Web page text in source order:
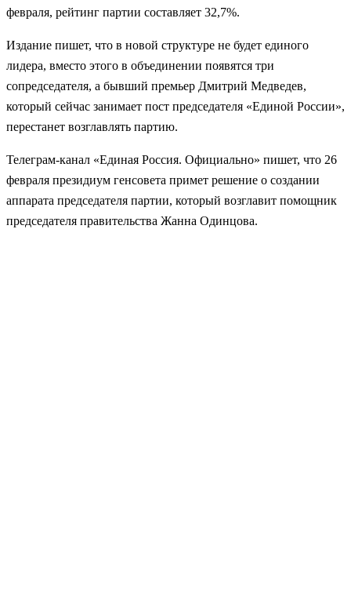
февраля, рейтинг партии составляет 32,7%.
Издание пишет, что в новой структуре не будет единого
лидера, вместо этого в объединении появятся три
сопредседателя, а бывший премьер Дмитрий Медведев,
который сейчас занимает пост председателя «Единой России»,
перестанет возглавлять партию.
Телеграм-канал «Единая Россия. Официально» пишет, что 26
февраля президиум генсовета примет решение о создании
аппарата председателя партии, который возглавит помощник
председателя правительства Жанна Одинцова.